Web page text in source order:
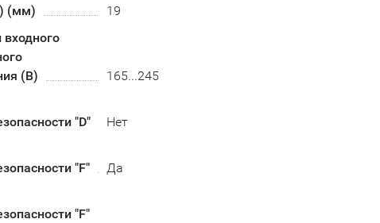
(мм)
19
(В)
165...245
"D"
Нет
"F"
Да
"F"